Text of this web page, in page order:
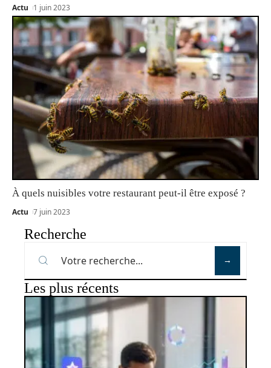
Actu 1 juin 2023
À quels nuisibles votre restaurant peut-il être exposé ?
Actu 7 juin 2023
Recherche
Les plus récents